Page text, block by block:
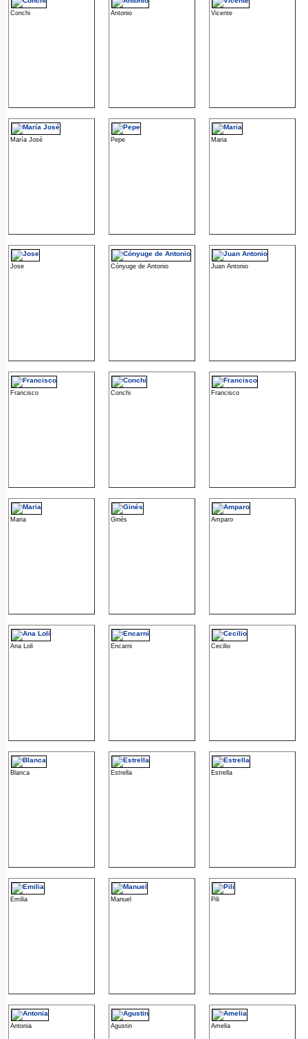
Conchi Antonio Vicente
María José Pepe Maria
Jose Cónyuge de Antonio Juan Antonio
Francisco Conchi Francisco
Maria Ginés Amparo
Ana Loli Encarni Cecilio
Blanca Estrella Estrella
Emilia Manuel Pili
Antonia Agustin Amelia